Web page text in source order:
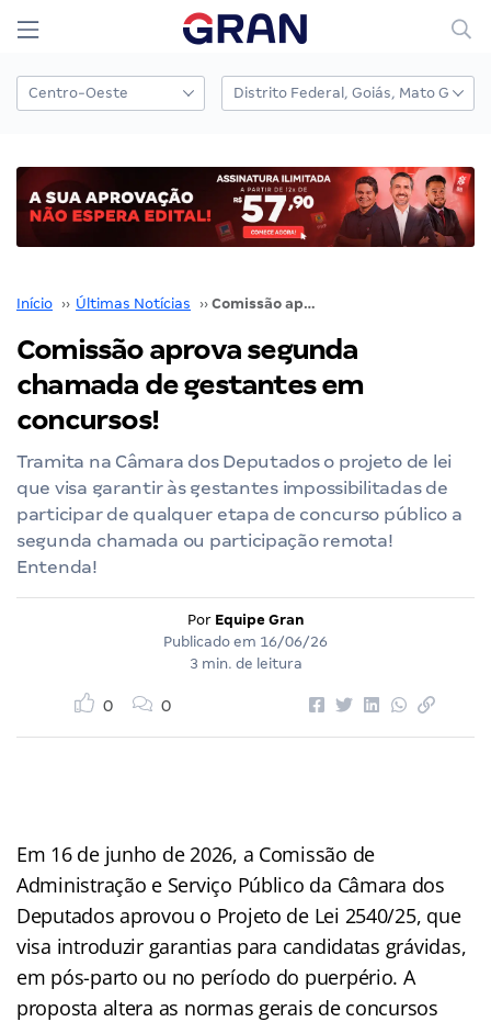
Início ›› Últimas Notícias ›› Comissão aprova segunda chamada de gestantes em concursos!
Comissão aprova segunda
chamada de gestantes em
concursos!
Tramita na Câmara dos Deputados o projeto de lei
que visa garantir às gestantes impossibilitadas de
participar de qualquer etapa de concurso público a
segunda chamada ou participação remota!
Entenda!
Por Equipe Gran
Publicado em 16/06/26
3 min. de leitura
0 0
Em 16 de junho de 2026, a Comissão de
Administração e Serviço Público da Câmara dos
Deputados aprovou o Projeto de Lei 2540/25, que
visa introduzir garantias para candidatas grávidas,
em pós-parto ou no período do puerpério. A
proposta altera as normas gerais de concursos